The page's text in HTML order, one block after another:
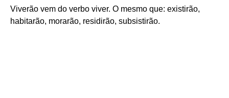
Viverão vem do verbo viver. O mesmo que: existirão,
habitarão, morarão, residirão, subsistirão.